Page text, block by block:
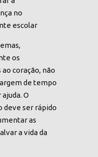
no
escolar
os
coração, não
de tempo
O
deve ser rápido
as
a vida da